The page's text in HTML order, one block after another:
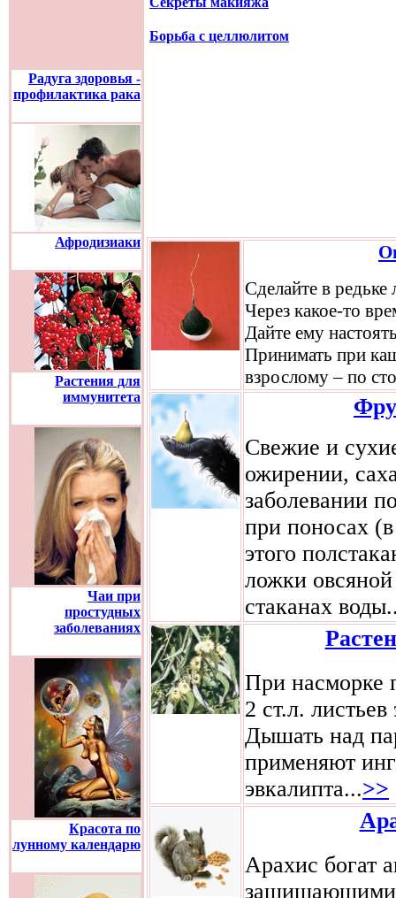
Радуга здоровья -
профилактика рака
Афродизиаки
Растения для
иммунитета
Чаи при
простудных
заболеваниях
Красота по
лунному календарю
Борьба с целлюлитом
Cделайте в
Через какое-то
Дайте ему
Принимать при
взрослому – по
Свежие и
ожирении,
заболевании
при поносах
этого
ложки
стаканах
При насморке
2 ст.л.
Дышать над
применяют
эвкалипта...>>
Арахис богат
защищающими